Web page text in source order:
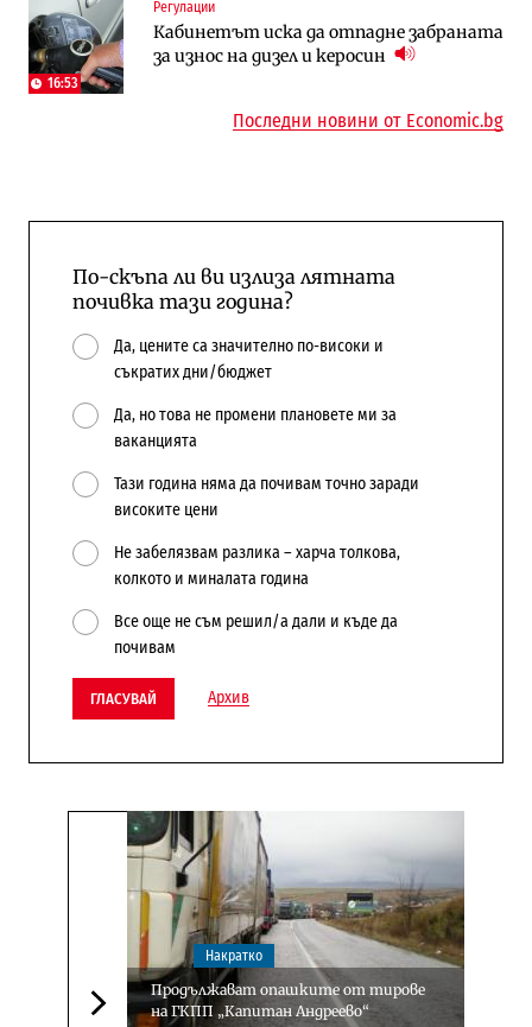
16:53
Регулации
Кабинетът иска да отпадне забраната
за износ на дизел и керосин
Последни дни с обозначаване на цените
в лева: Какво предстои?
А1 отново е лидер при технологичните
компании и системните интегратори
Последни новини от Economic.bg
По-скъпа ли ви излиза лятната
почивка тази година?
Да, цените са значително по-високи и
съкратих дни/бюджет
Да, но това не промени плановете ми за
ваканцията
Тази година няма да почивам точно заради
високите цени
Не забелязвам разлика – харча толкова,
колкото и миналата година
Все още не съм решил/а дали и къде да
почивам
ГЛАСУВАЙ Архив
Накратко
Продължават опашките от тирове
на ГКПП „Капитан Андреево“